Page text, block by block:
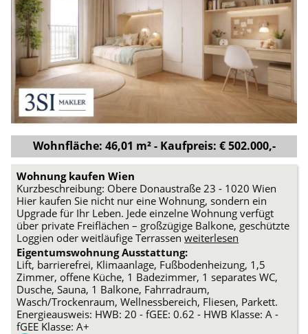
Wohnfläche: 46,01 m² - Kaufpreis: € 502.000,-
Wohnung kaufen Wien
Kurzbeschreibung: Obere Donaustraße 23 - 1020 Wien
Hier kaufen Sie nicht nur eine Wohnung, sondern ein
Upgrade für Ihr Leben. Jede einzelne Wohnung verfügt
über private Freiflächen – großzügige Balkone, geschützte
Loggien oder weitläufige Terrassenweiterlesen
Eigentumswohnung Ausstattung:
Lift, barrierefrei, Klimaanlage, Fußbodenheizung, 1,5
Zimmer, offene Küche, 1 Badezimmer, 1 separates WC,
Dusche, Sauna, 1 Balkone, Fahrradraum,
Wasch/Trockenraum, Wellnessbereich, Fliesen, Parkett.
Energieausweis: HWB: 20 - fGEE: 0.62 - HWB Klasse: A -
fGEE Klasse: A+